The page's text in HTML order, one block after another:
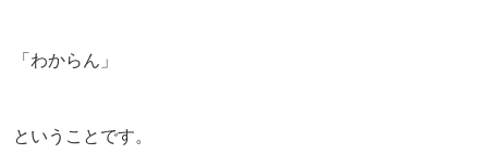
「わからん」
ということです。